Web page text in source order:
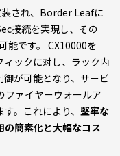
され、Border Leafに
接続を実現し、その
能です。 CX10000を
ックに対し、ラック内
が可能となり、サービ
ファイヤーウォールア
。これにより、 堅牢な
の簡素化と大幅なコス